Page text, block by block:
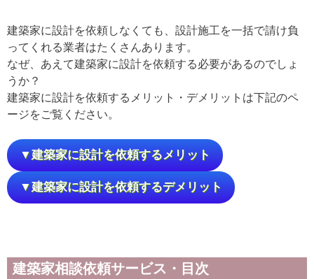
建築家に設計を依頼しなくても、設計施工を一括で請け負
ってくれる業者はたくさんあります。
なぜ、あえて建築家に設計を依頼する必要があるのでしょ
うか？
建築家に設計を依頼するメリット・デメリットは下記のペ
ージをご覧ください。
▼建築家に設計を依頼するメリット
▼建築家に設計を依頼するデメリット
建築家相談依頼サービス・目次